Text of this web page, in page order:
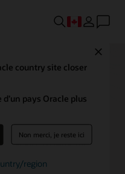
country site closer
pays Oracle plus
Non merci, je reste ici
region
toute la plateforme, en
de tous les niveaux de
intégrées d'IA/de ML avec
les services OCI AI pour